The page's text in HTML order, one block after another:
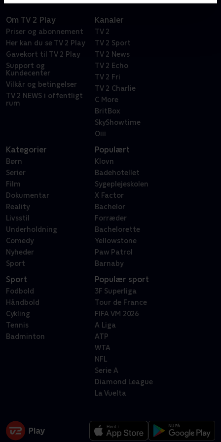
Om TV 2 Play
Priser og abonnement
Her kan du se TV 2 Play
Gavekort til TV 2 Play
Support og
Kundecenter
Vilkår og betingelser
TV 2 NEWS i offentligt
rum
Kanaler
TV 2
TV 2 Sport
TV 2 News
TV 2 Echo
TV 2 Fri
TV 2 Charlie
C More
BritBox
SkyShowtime
Oiii
Kategorier
Børn
Serier
Film
Dokumentar
Reality
Livsstil
Underholdning
Comedy
Nyheder
Sport
Populært
Klovn
Badehotellet
Sygeplejeskolen
X Factor
Bachelor
Forræder
Bachelorette
Yellowstone
Paw Patrol
Barnaby
Sport
Fodbold
Håndbold
Cykling
Tennis
Badminton
Populær sport
3F Superliga
Tour de France
FIFA VM 2026
A Liga
ATP
WTA
NFL
Serie A
Diamond League
La Vuelta